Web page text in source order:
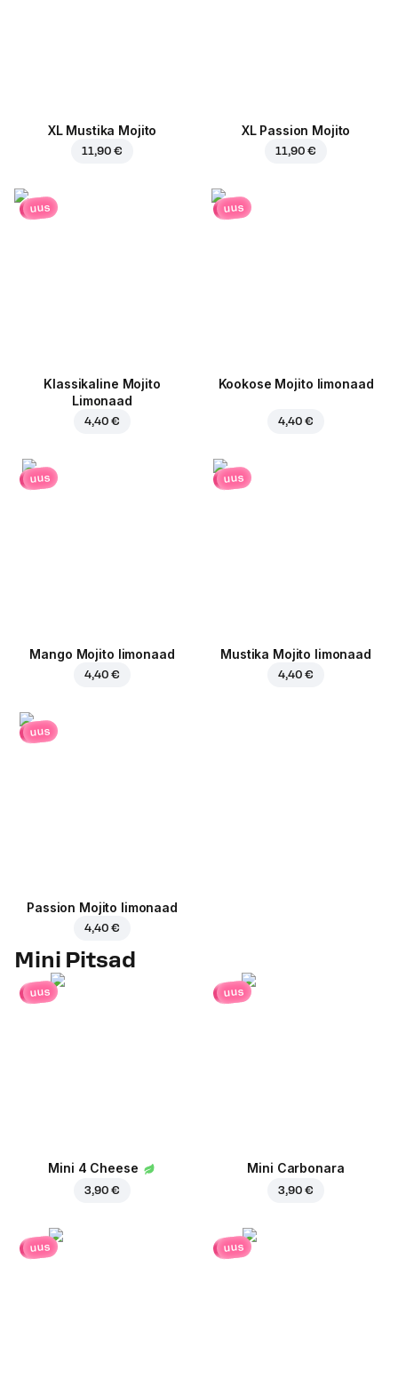
XL Mustika Mojito
11,90 €
XL Passion Mojito
11,90 €
uus
Klassikaline Mojito
Limonaad
4,40 €
uus
Kookose Mojito limonaad
4,40 €
uus
Mango Mojito limonaad
4,40 €
uus
Mustika Mojito limonaad
4,40 €
uus
Passion Mojito limonaad
4,40 €
Mini Pitsad
uus
Mini 4 Cheese
3,90 €
uus
Mini Carbonara
3,90 €
uus uus